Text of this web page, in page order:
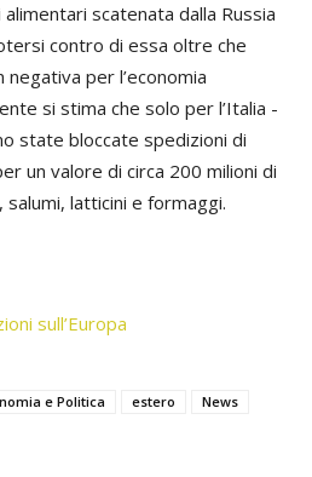
scatenata dalla Russia
contro di essa oltre che
per l’economia
si stima che solo per l’Italia -
state bloccate spedizioni di
un valore di circa 200 milioni di
latticini e formaggi.
sull’Europa
e Politica estero
News